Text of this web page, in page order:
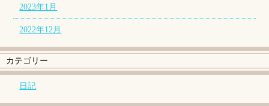
2023年1月
2022年12月
カテゴリー
日記